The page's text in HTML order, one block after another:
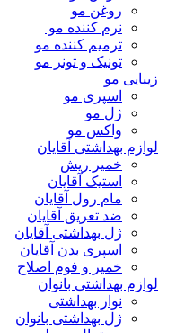
روغن مو
نرم کننده مو
ترمیم کننده مو
تونیک و تونر مو
زیبایی مو
اسپری مو
ژل مو
واکس مو
لوازم بهداشتی آقایان
خمیر ریش
استیک آقایان
مام رول آقایان
ضد تعریق آقایان
ژل بهداشتی آقایان
اسپری بدن آقایان
خمیر و فوم اصلاح
لوازم بهداشتی بانوان
نوار بهداشتی
ژل بهداشتی بانوان